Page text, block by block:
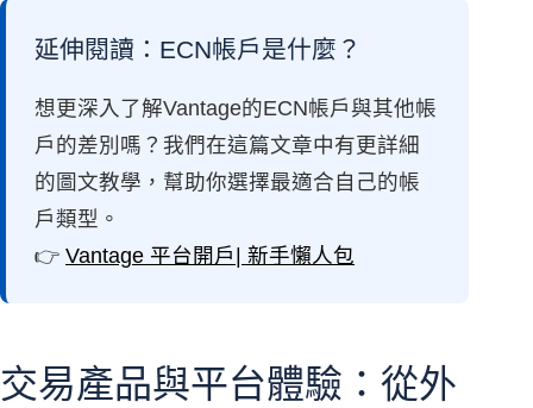
延伸閱讀：ECN帳戶是什麼？
想更深入了解Vantage的ECN帳戶與其他帳
戶的差別嗎？我們在這篇文章中有更詳細
的圖文教學，幫助你選擇最適合自己的帳
戶類型。
👉 Vantage 平台開戶| 新手懶人包
交易產品與平台體驗：從外